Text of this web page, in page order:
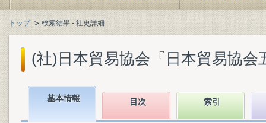
トップ 検索結果 - 社史詳細
(社)日本貿易協会『日本貿易協会
基本情報 目次 索引